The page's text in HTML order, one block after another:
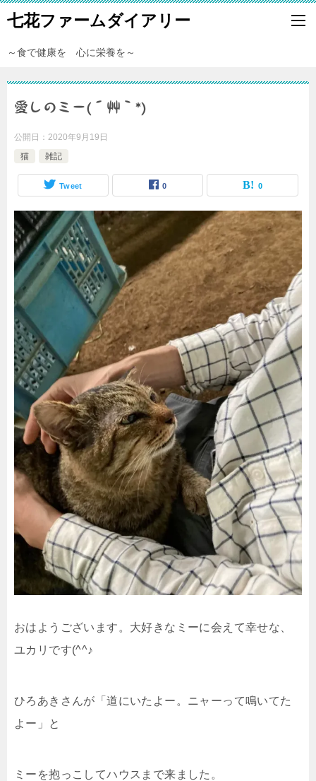
七花ファームダイアリー
～食で健康を 心に栄養を～
愛しのミー(´艸｀*)
公開日： 2020年9月19日
猫
雑記
Tweet 0 0
おはようございます。大好きなミーに会えて幸せな、
ユカリです(^^♪
ひろあきさんが「道にいたよー。ニャーって鳴いてた
よー」と
ミーを抱っこしてハウスまで来ました。